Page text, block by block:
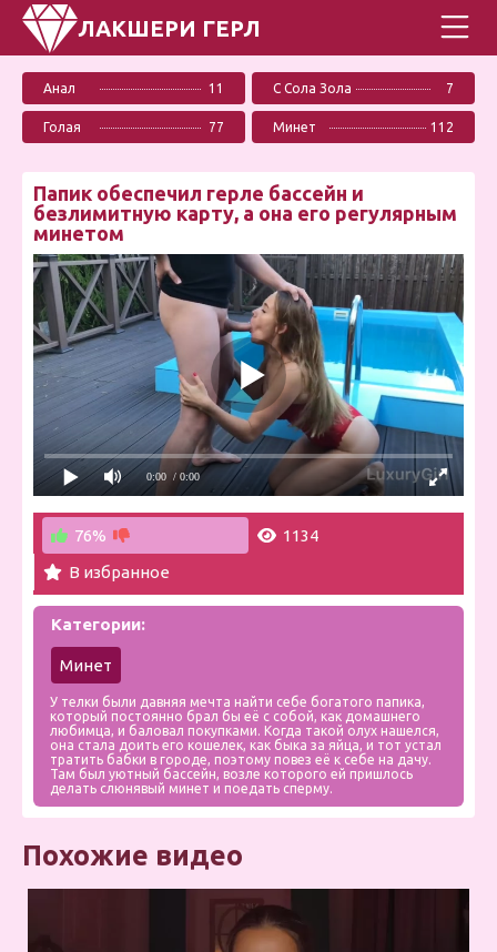
ЛАКШЕРИ ГЕРЛ
Анал 11 С Сола Зола 7
Голая 77 Минет 112
Папик обеспечил герле бассейн и
безлимитную карту, а она его регулярным
минетом
0:00 / 0:00
76%
1134
В избранное
Категории:
Минет
У телки были давняя мечта найти себе богатого папика,
который постоянно брал бы её с собой, как домашнего
любимца, и баловал покупками. Когда такой олух нашелся,
она стала доить его кошелек, как быка за яйца, и тот устал
тратить бабки в городе, поэтому повез её к себе на дачу.
Там был уютный бассейн, возле которого ей пришлось
делать слюнявый минет и поедать сперму.
Похожие видео